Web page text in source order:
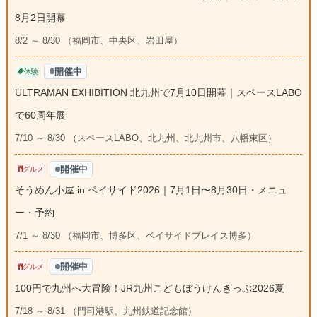
8月2日開幕
8/2 ～ 8/30 （福岡市、中央区、岩田屋）
体験 開催中
ULTRAMAN EXHIBITION 北九州で7月10日開幕｜スペースLABO
で60周年展
7/10 ～ 8/30 （スペースLABO、北九州、北九州市、八幡東区）
グルメ 開催中
そうめん小屋 in ベイサイド2026｜7月1日〜8月30日・メニュ
ー・予約
7/1 ～ 8/30 （福岡市、博多区、ベイサイドプレイス博多）
グルメ 開催中
100円で九州へ大冒険！JR九州こどもぼうけんきっぷ2026夏
7/18 ～ 8/31 （門司港駅、九州鉄道記念館）